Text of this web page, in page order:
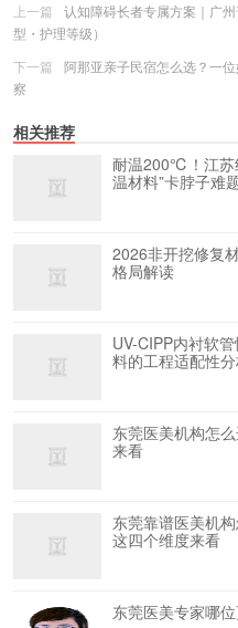
上一篇
认知障碍长者专属方案｜广
型・护理等级）
下一篇
阿那亚亲子民宿怎么选？一
察
相关推荐
耐温200℃！江苏
温材料”卡脖子难
2026非开挖修复
格局解读
UV-CIPP内衬软
料的工程适配性
东莞医美机构怎
来看
东莞靠谱医美机
这四个维度来看
东莞医美专家哪